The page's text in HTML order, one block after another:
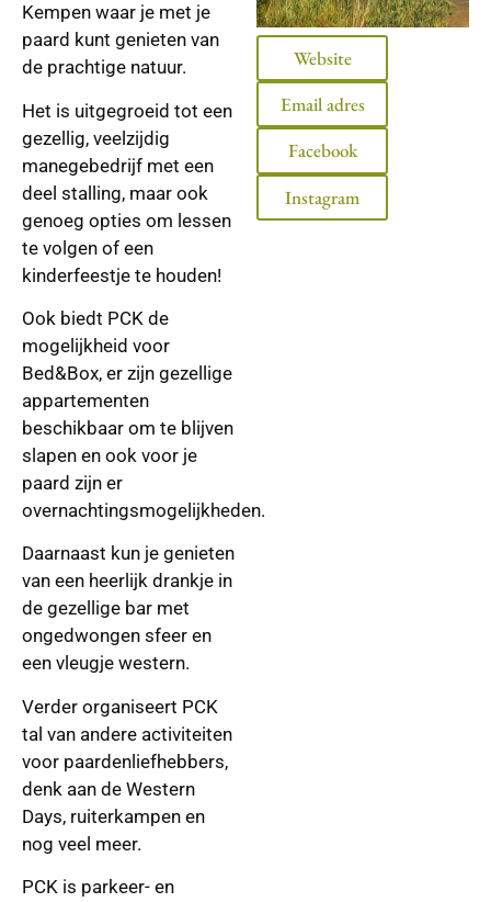
Kempen waar je met je
paard kunt genieten van
de prachtige natuur.
Het is uitgegroeid tot een
gezellig, veelzijdig
manegebedrijf met een
deel stalling, maar ook
genoeg opties om lessen
te volgen of een
kinderfeestje te houden!
Ook biedt PCK de
mogelijkheid voor
Bed&Box, er zijn gezellige
appartementen
beschikbaar om te blijven
slapen en ook voor je
paard zijn er
overnachtingsmogelijkheden.
Daarnaast kun je genieten
van een heerlijk drankje in
de gezellige bar met
ongedwongen sfeer en
een vleugje western.
Verder organiseert PCK
tal van andere activiteiten
voor paardenliefhebbers,
denk aan de Western
Days, ruiterkampen en
nog veel meer.
PCK is parkeer- en
Website
Email adres
Facebook
Instagram